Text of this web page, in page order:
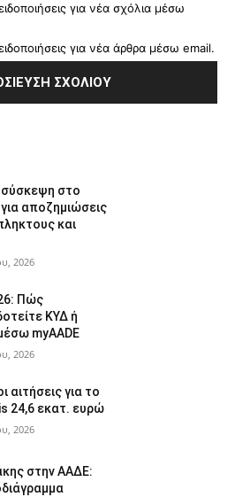
για νέα σχόλια μέσω
για νέα άρθρα μέσω email.
στο
αποζημιώσεις
και
2026
Πώς
ΚΥΔ ή
myAADE
2026
αιτήσεις για το
24,6 εκατ. ευρώ
2026
στην ΑΑΔΕ: